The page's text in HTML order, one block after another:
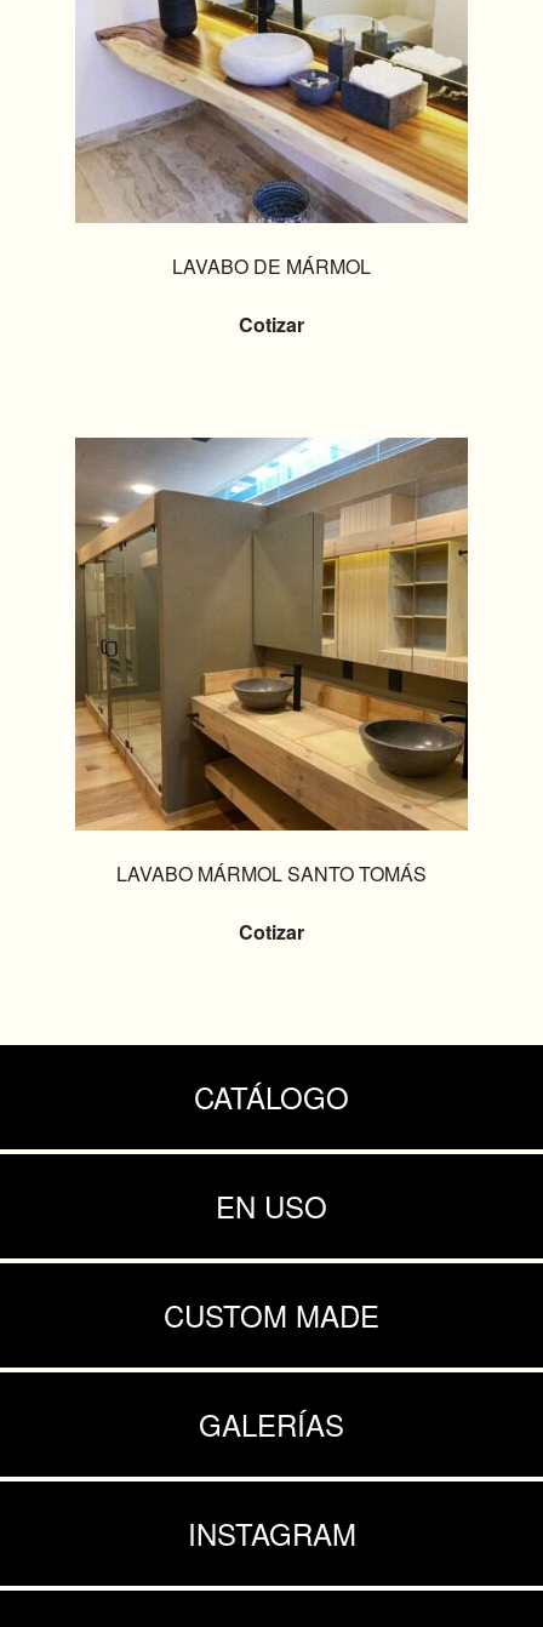
LAVABO DE MÁRMOL
Cotizar
LAVABO MÁRMOL SANTO TOMÁS
Cotizar
CATÁLOGO
EN USO
CUSTOM MADE
GALERÍAS
INSTAGRAM